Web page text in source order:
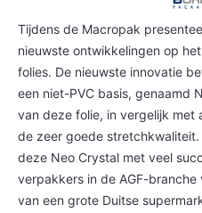
Tijdens de Macropak
nieuwste ontwikkelingen op
folies. De nieuwste innovatie
een niet-PVC basis, genaamd
van deze folie, in vergelijk met
de zeer goede
deze Neo Crystal met veel
verpakkers in de AGF-
van een grote Duitse